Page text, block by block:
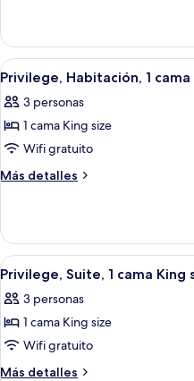
cama
King
size
Deluxe,
cama
size
Abrir
todas
las
fotos
de
Privilege,
cama
King
size
7
Privilege, Habitación, 1 cama
3 personas
1 cama King size
Wifi gratuito
Más detalles
Más
Habitación,
cama
size
Abrir
todas
las
fotos
de
Privilege,
4
Privilege, Suite, 1 cama King
3 personas
1 cama King size
Wifi gratuito
Más detalles
Más